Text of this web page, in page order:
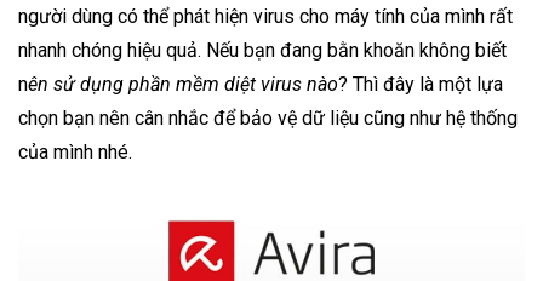
người dùng có thể phát hiện virus cho máy tính của mình rất
nhanh chóng hiệu quả. Nếu bạn đang bằn khoăn không biết
nên sử dụng phần mềm diệt virus nào? Thì đây là một lựa
chọn bạn nên cân nhắc để bảo vệ dữ liệu cũng như hệ thống
của mình nhé.